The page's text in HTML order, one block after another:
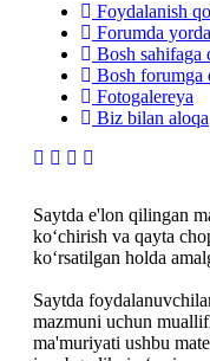
Foydalanish
Forumda
Bosh sahifaga
Bosh forumga
Fotogalereya
Biz bilan aloqa
Saytda e'lon qilingan
ko‘chirish va qayta
ko‘rsatilgan holda
Saytda
mazmuni uchun
ma'muriyati ushbu